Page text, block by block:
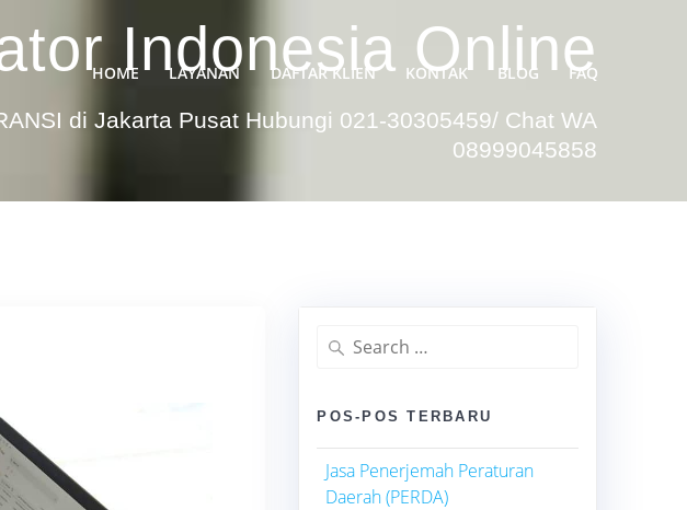
HOME LAYANAN DAFTAR KLIEN KONTAK BLOG FAQ
Indonesia Online
di Jakarta Pusat Hubungi 021-30305459/ Chat WA
08999045858
Search
for:
POS-POS TERBARU
Jasa Penerjemah Peraturan
Daerah (PERDA)